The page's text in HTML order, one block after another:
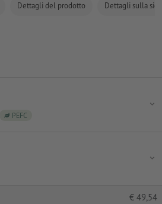
Dettagli del prodotto Dettagli sulla
PEFC
€ 49,54